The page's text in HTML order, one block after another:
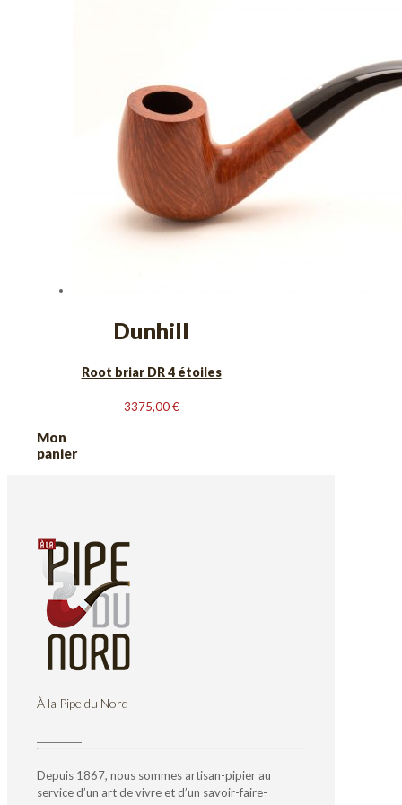
Dunhill
Root briar DR 4 étoiles
3375,00€
Mon
panier
À la Pipe du Nord
Depuis 1867, nous sommes artisan-pipier au
service d’un art de vivre et d’un savoir-faire-